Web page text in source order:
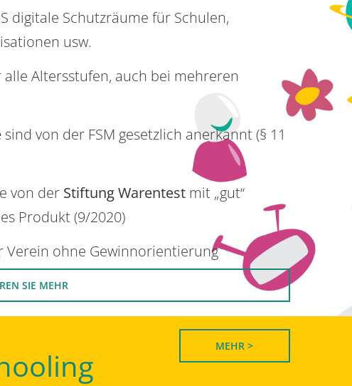
digitale Schutzräume für Schulen,
usw.
Altersstufen, auch bei mehreren
sind von der FSM gesetzlich anerkannt (§ 11
von der Stiftung Warentestmit „gut“
Produkt (9/2020)
ohne Gewinnorientierung
SIE MEHR
MEHR >